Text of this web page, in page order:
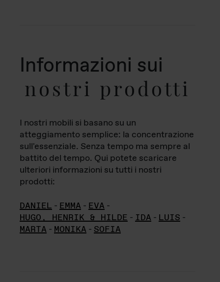
Informazioni sui
nostri prodotti
I nostri mobili si basano su un
atteggiamento semplice: la concentrazione
sull'essenziale. Senza tempo ma sempre al
battito del tempo. Qui potete scaricare
ulteriori informazioni su tutti i nostri
prodotti:
DANIEL - EMMA - EVA -
HUGO, HENRIK & HILDE - IDA - LUIS -
MARTA - MONIKA - SOFIA